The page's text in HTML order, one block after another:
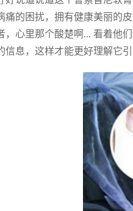
痛的困扰，拥有健康美丽的
，心里那个酸楚啊... 看着他
信息，这样才能更好理解它引